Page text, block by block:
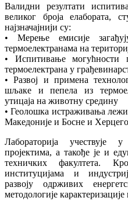
Валидни резултати
великог броја елабората,
најзначајнији су:
• Мерење емисије
термоелектранама на
• Испитивање
термоелектрана у
• Развој и примена
шљаке и пепела из
утицаја на животну средину
• Геолошка истраживања
Македоније и Босне и
Лабораторија
пројектима, а такође је и
техничких факултета.
институцијама и
развоју одрживих
методологије карактеризације